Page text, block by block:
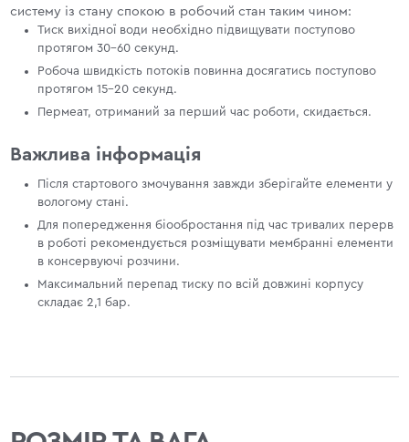
систему із стану спокою в робочий стан таким чином:
Тиск вихідної води необхідно підвищувати поступово
протягом 30–60 секунд.
Робоча швидкість потоків повинна досягатись поступово
протягом 15–20 секунд.
Пермеат, отриманий за перший час роботи, скидається.
Важлива інформація
Після стартового змочування завжди зберігайте елементи у
вологому стані.
Для попередження біообростання під час тривалих перерв
в роботі рекомендується розміщувати мембранні елементи
в консервуючі розчини.
Максимальний перепад тиску по всій довжині корпусу
складає 2,1 бар.